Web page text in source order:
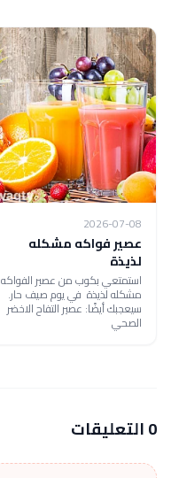
2026-07-08
عصير فواكه مشكله
لذيذة
استمتعي بكوب من عصير الفواكه
مشكله لذيذة في يوم صيف حار.
سيعجبك أيضًا: عصير التفاح الاخضر
الصحي
0 التعليقات